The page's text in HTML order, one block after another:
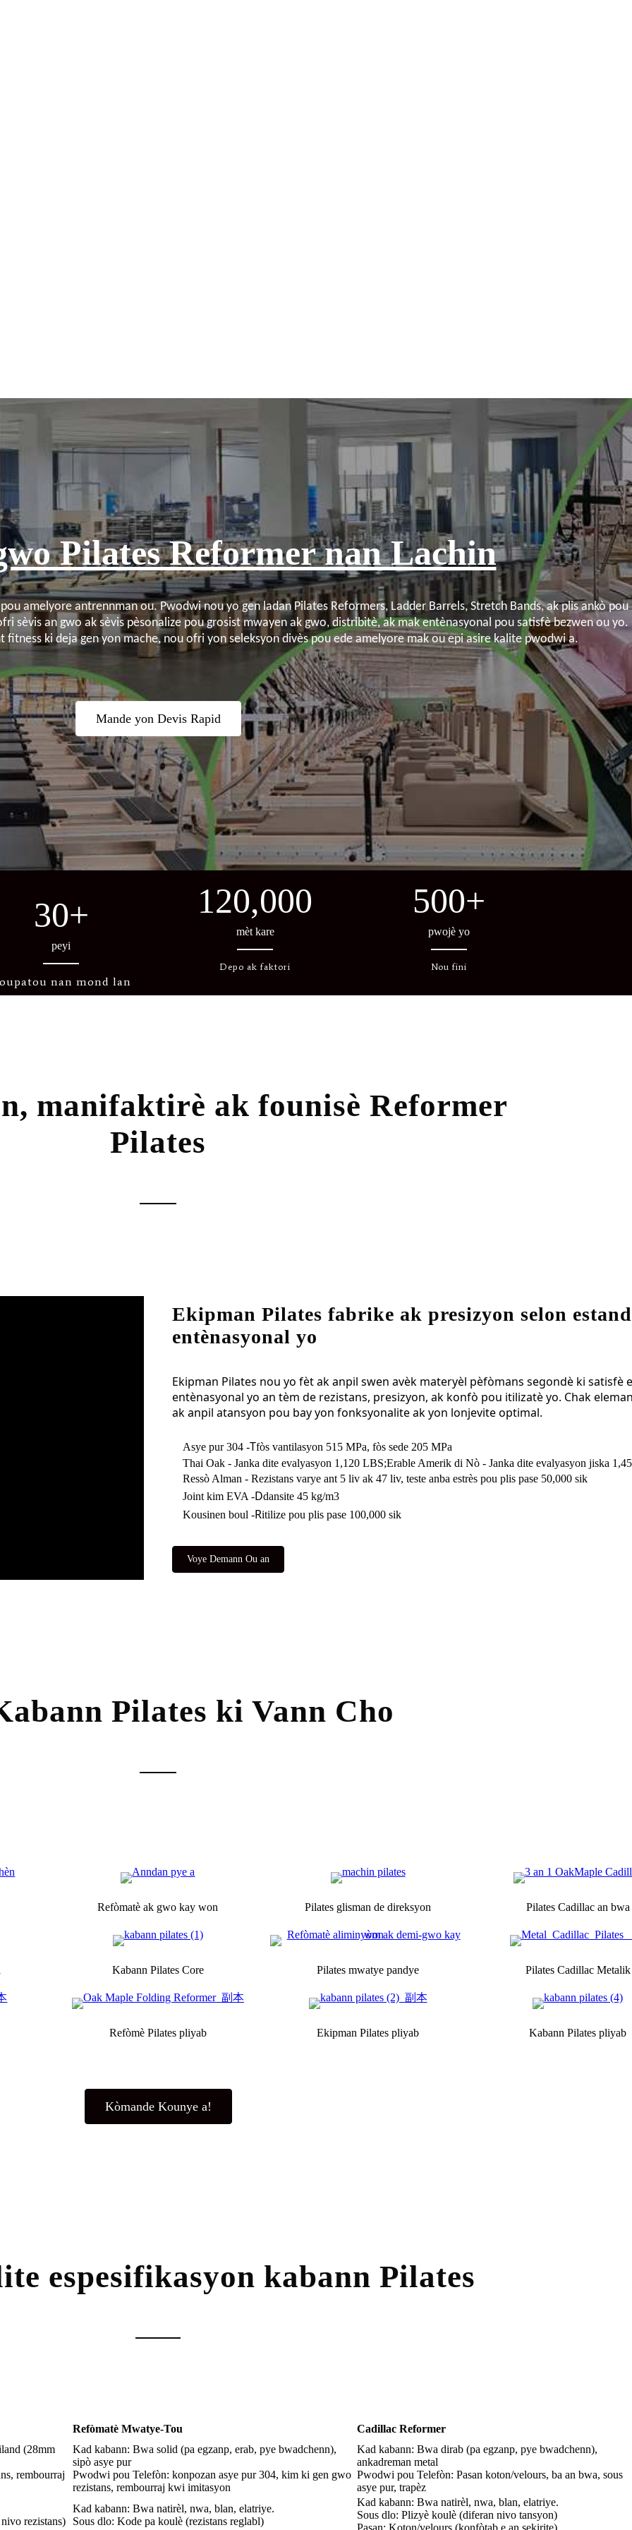
Pilates Reformer nan Lachin
amelyore antrennman ou. Pwodwi nou yo gen ladan Pilates Reformers, Ladder Barrels, Stretch Bands, ak plis ankò pou
sèvis an gwo ak sèvis pèsonalize pou grosist mwayen ak gwo, distribitè, ak mak entènasyonal pou satisfè bezwen ou yo.
fitness ki deja gen yon mache, nou ofri yon seleksyon divès pou ede amelyore mak ou epi asire kalite pwodwi a.
Mande yon Devis Rapid
30+
peyi
nan mond lan
120,000
mèt kare
Depo ak faktori
500+
pwojè yo
Nou fini
manifaktirè ak founisè Reformer
Pilates
Ekipman Pilates fabrike ak presizyon selon
entènasyonal yo
Ekipman Pilates nou yo fèt ak anpil swen avèk materyèl pèfòmans segondè ki satisfè
entènasyonal yo an tèm de rezistans, presizyon, ak konfò pou itilizatè yo. Chak
ak anpil atansyon pou bay yon fonksyonalite ak yon lonjevite optimal.
Asye pur 304 -Tfòs vantilasyon 515 MPa, fòs sede 205 MPa
Thai Oak - Janka dite evalyasyon 1,120 LBS;Erable Amerik di Nò - Janka dite evalyasyon jiska
Ressò Alman - Rezistans varye ant 5 liv ak 47 liv, teste anba estrès pou plis pase 50,000 sik
Joint kim EVA -Ddansite 45 kg/m3
Kousinen boul -Ritilize pou plis pase 100,000 sik
Voye Demann Ou an
Pilates ki Vann Cho
Refòmatè ak gwo kay won Pilates glisman de direksyon Pilates Cadillac an bwa
Kabann Pilates Core Pilates mwatye pandye Pilates Cadillac Metalik
Refòmè Pilates pliyab Ekipman Pilates pliyab Kabann Pilates pliyab
Kòmande Kounye a!
espesifikasyon kabann Pilates
Refòmatè Mwatye-Tou
Cadillac Reformer
(28mm
rembourraj
Kad kabann: Bwa solid (pa egzanp, erab, pye bwadchenn),
sipò asye pur
Pwodwi pou Telefòn: konpozan asye pur 304, kim ki gen gwo
rezistans, rembourraj kwi imitasyon
Kad kabann: Bwa dirab (pa egzanp, pye bwadchenn),
ankadreman metal
Pwodwi pou Telefòn: Pasan koton/velours, ba an bwa, sous
asye pur, trapèz
rezistans)
Kad kabann: Bwa natirèl, nwa, blan, elatriye.
Sous dlo: Kode pa koulè (rezistans reglabl)
Kad kabann: Bwa natirèl, nwa, blan, elatriye.
Sous dlo: Plizyè koulè (diferan nivo tansyon)
Pasan: Koton/velours (konfòtab e an sekirite)